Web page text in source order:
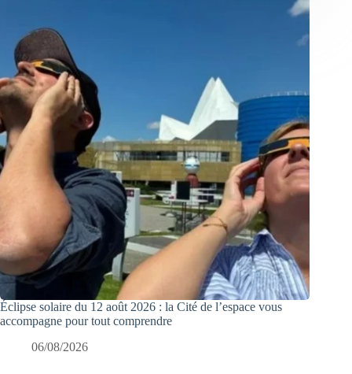
Éclipse solaire du 12 août 2026 : la Cité de l’espace vous
accompagne pour tout comprendre
06/08/2026